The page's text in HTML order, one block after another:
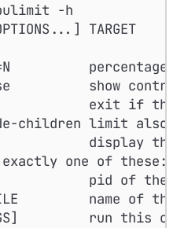
-h
TARGET
percentage of
show
exit if there is
children limit also
display this
exactly one of these:
pid of the
name of the
run this